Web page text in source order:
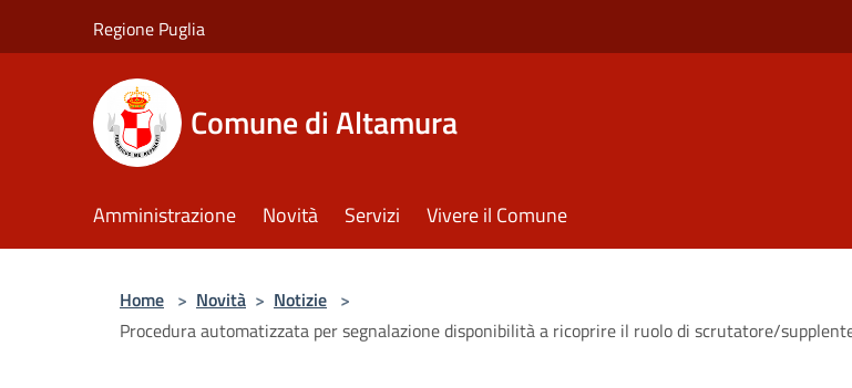
Regione Puglia
Comune di Altamura
Amministrazione Novità Servizi Vivere il Comune
Home > Novità > Notizie >
Procedura automatizzata per segnalazione disponibilità a ricoprire il ruolo di scrutatore/